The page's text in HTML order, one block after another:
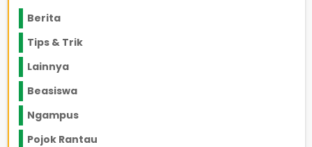
Berita
Tips & Trik
Lainnya
Beasiswa
Ngampus
Pojok Rantau